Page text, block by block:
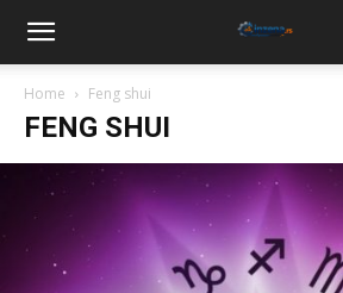
Home Feng shui
FENG SHUI